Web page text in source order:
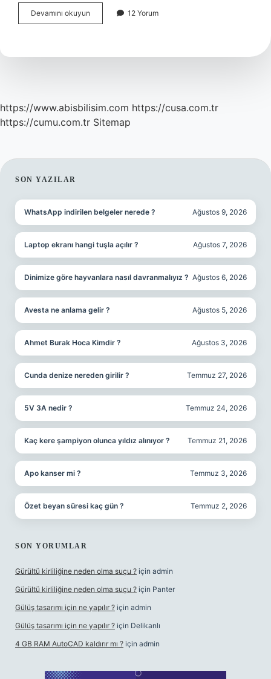
Devamını okuyun
atınca
?
12 Yorum
https://www.abisbilisim.com https://cusa.com.tr
https://cumu.com.tr Sitemap
SIDEBAR
SON YAZILAR
WhatsApp indirilen belgeler nerede ? Ağustos 9, 2026
Laptop ekranı hangi tuşla açılır ? Ağustos 7, 2026
Dinimize göre hayvanlara nasıl davranmalıyız ? Ağustos 6, 2026
Avesta ne anlama gelir ? Ağustos 5, 2026
Ahmet Burak Hoca Kimdir ? Ağustos 3, 2026
Cunda denize nereden girilir ? Temmuz 27, 2026
5V 3A nedir ? Temmuz 24, 2026
Kaç kere şampiyon olunca yıldız alınıyor ? Temmuz 21, 2026
Apo kanser mi ? Temmuz 3, 2026
Özet beyan süresi kaç gün ? Temmuz 2, 2026
SON YORUMLAR
Gürültü kirliliğine neden olma suçu ? için admin
Gürültü kirliliğine neden olma suçu ? için Panter
Gülüş tasarımı için ne yapılır ? için admin
Gülüş tasarımı için ne yapılır ? için Delikanlı
4 GB RAM AutoCAD kaldırır mı ? için admin